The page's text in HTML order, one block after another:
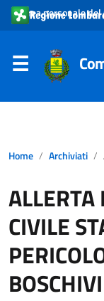
Area personale
Home Archiviati
ALLERTA
CIVILE
BOSCHIVI